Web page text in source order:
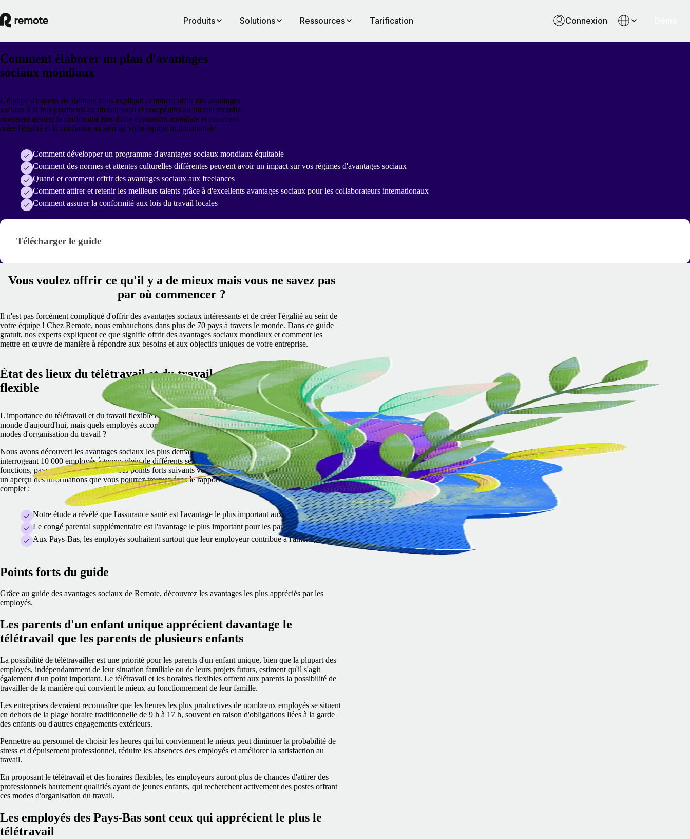
Produits Solutions Ressources Tarification Connexion
Comment élaborer un plan d'avantages
sociaux mondiaux
L'équipe d'experts de Remote vous explique comment offrir des avantages
sociaux à la fois pertinents au niveau local et compétitifs au niveau mondial,
comment assurer la conformité lors d'une expansion mondiale et comment
créer l'égalité et la confiance au sein de votre équipe multinationale.
Comment développer un programme d'avantages sociaux mondiaux équitable
Comment des normes et attentes culturelles différentes peuvent avoir un impact sur vos régimes d'avantages sociaux
Quand et comment offrir des avantages sociaux aux freelances
Comment attirer et retenir les meilleurs talents grâce à d'excellents avantages sociaux pour les collaborateurs internationaux
Comment assurer la conformité aux lois du travail locales
Télécharger le guide · research/permanent-establishment-risk-guide
Télécharger le guide
Vous voulez offrir ce qu'il y a de mieux mais vous ne savez pas
par où commencer ?
Il n'est pas forcément compliqué d'offrir des avantages sociaux intéressants et de créer l'égalité au sein de
votre équipe ! Chez Remote, nous embauchons dans plus de 70 pays à travers le monde. Dans ce guide
gratuit, nos experts expliquent ce que signifie offrir des avantages sociaux mondiaux et comment les
mettre en œuvre de manière à répondre aux besoins et aux objectifs uniques de votre entreprise.
État des lieux du télétravail et du travail
flexible
L'importance du télétravail et du travail flexible est indéniable dans le
monde d'aujourd'hui, mais quels employés accordent le plus de valeur à ces
modes d'organisation du travail ?
Nous avons découvert les avantages sociaux les plus demandés en 2022 en
interrogeant 10 000 employés à temps plein de différents sexes, secteurs,
fonctions, pays et statuts parentaux. Les points forts suivants vous donnent
un aperçu des informations que vous pourrez trouver dans le rapport d'étude
complet :
Notre étude a révélé que l'assurance santé est l'avantage le plus important aux États-Unis.
Le congé parental supplémentaire est l'avantage le plus important pour les parents d'enfant unique.
Aux Pays-Bas, les employés souhaitent surtout que leur employeur contribue à l'aménagement de leur bureau à domicile.
Points forts du guide
Grâce au guide des avantages sociaux de Remote, découvrez les avantages les plus appréciés par les
employés.
Les parents d'un enfant unique apprécient davantage le
télétravail que les parents de plusieurs enfants
La possibilité de télétravailler est une priorité pour les parents d'un enfant unique, bien que la plupart des
employés, indépendamment de leur situation familiale ou de leurs projets futurs, estiment qu'il s'agit
également d'un point important. Le télétravail et les horaires flexibles offrent aux parents la possibilité de
travailler de la manière qui convient le mieux au fonctionnement de leur famille.
Les entreprises devraient reconnaître que les heures les plus productives de nombreux employés se situent
en dehors de la plage horaire traditionnelle de 9 h à 17 h, souvent en raison d'obligations liées à la garde
des enfants ou d'autres engagements extérieurs.
Permettre au personnel de choisir les heures qui lui conviennent le mieux peut diminuer la probabilité de
stress et d'épuisement professionnel, réduire les absences des employés et améliorer la satisfaction au
travail.
En proposant le télétravail et des horaires flexibles, les employeurs auront plus de chances d'attirer des
professionnels hautement qualifiés ayant de jeunes enfants, qui recherchent activement des postes offrant
ces modes d'organisation du travail.
Les employés des Pays-Bas sont ceux qui apprécient le plus le
télétravail